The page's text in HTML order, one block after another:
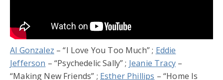
Al Gonzalez – “I Love You Too Much” ; Eddie
Jefferson – “Psychedelic Sally” ; Jeanie Tracy–
“Making New Friends” ; Esther Phillips – “Home Is